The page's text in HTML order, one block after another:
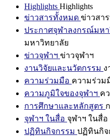
Highlights Highlights
ข่าวสารทั้งหมด ข่าวสา
ประกาศจุฬาลงกรณ์มห
มหาวิทยาลัย
ข่าวจุฬาฯ ข่าวจุฬาฯ
งานวิจัยและนวัตกรรม
ความร่วมมือ ความร่วม
ความภูมิใจของจุฬาฯ ค
การศึกษาและหลักสูตร
จุฬาฯ ในสื่อ จุฬาฯ ในสื่อ
ปฏิทินกิจกรรม ปฏิทินกิจ